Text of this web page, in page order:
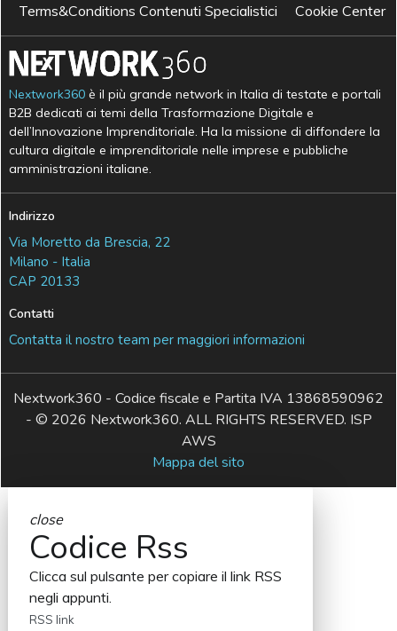
Terms&Conditions Contenuti Specialistici
Cookie Center
Nextwork360 è il più grande network in Italia di testate e portali
B2B dedicati ai temi della Trasformazione Digitale e
dell’Innovazione Imprenditoriale. Ha la missione di diffondere la
cultura digitale e imprenditoriale nelle imprese e pubbliche
amministrazioni italiane.
Indirizzo
Via Moretto da Brescia, 22
Milano - Italia
CAP 20133
Contatti
Contatta il nostro team per maggiori informazioni
Nextwork360 - Codice fiscale e Partita IVA 13868590962
- © 2026 Nextwork360. ALL RIGHTS RESERVED. ISP
AWS
Mappa del sito
close
Codice Rss
Clicca sul pulsante per copiare il link RSS
negli appunti.
RSS link